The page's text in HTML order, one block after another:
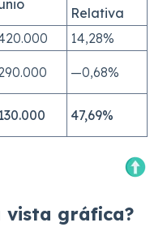
Relativa
14,28%
—0,68%
47,69%
vista gráfica?